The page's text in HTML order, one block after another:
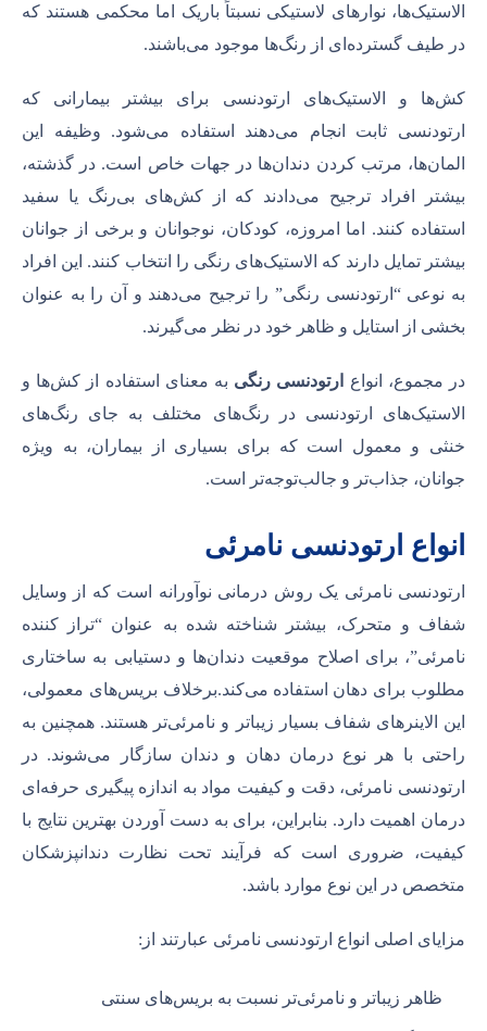
الاستیک‌ها، نوارهای لاستیکی نسبتاً باریک اما محکمی هستند که
در طیف گسترده‌ای از رنگ‌ها موجود می‌باشند.
کش‌ها و الاستیک‌های ارتودنسی برای بیشتر بیمارانی که
ارتودنسی ثابت انجام می‌دهند استفاده می‌شود. وظیفه این
المان‌ها، مرتب کردن دندان‌ها در جهات خاص است. در گذشته،
بیشتر افراد ترجیح می‌دادند که از کش‌های بی‌رنگ یا سفید
استفاده کنند. اما امروزه، کودکان، نوجوانان و برخی از جوانان
بیشتر تمایل دارند که الاستیک‌های رنگی را انتخاب کنند. این افراد
به نوعی “ارتودنسی رنگی” را ترجیح می‌دهند و آن را به عنوان
بخشی از استایل و ظاهر خود در نظر می‌گیرند.
در مجموع، انواع ارتودنسی رنگیبه معنای استفاده از کش‌ها و
الاستیک‌های ارتودنسی در رنگ‌های مختلف به جای رنگ‌های
خنثی و معمول است که برای بسیاری از بیماران، به ویژه
جوانان، جذاب‌تر و جالب‌توجه‌تر است.
انواع ارتودنسی نامرئی
ارتودنسی نامرئی یک روش درمانی نوآورانه است که از وسایل
شفاف و متحرک، بیشتر شناخته شده به عنوان “تراز کننده
نامرئی”، برای اصلاح موقعیت دندان‌ها و دستیابی به ساختاری
مطلوب برای دهان استفاده می‌کند.برخلاف بریس‌های معمولی،
این الاینرهای شفاف بسیار زیباتر و نامرئی‌تر هستند. همچنین به
راحتی با هر نوع درمان دهان و دندان سازگار می‌شوند. در
ارتودنسی نامرئی، دقت و کیفیت مواد به اندازه پیگیری حرفه‌ای
درمان اهمیت دارد. بنابراین، برای به دست آوردن بهترین نتایج با
کیفیت، ضروری است که فرآیند تحت نظارت دندانپزشکان
متخصص در این نوع موارد باشد.
مزایای اصلی انواع ارتودنسی نامرئی عبارتند از:
ظاهر زیباتر و نامرئی‌تر نسبت به بریس‌های سنتی